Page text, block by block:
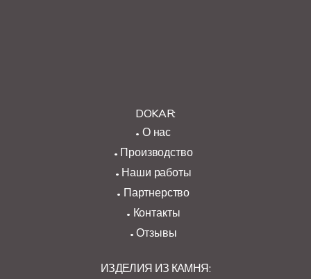
DOKAR:
О нас
Производство
Наши работы
Партнерство
Контакты
Отзывы
ИЗДЕЛИЯ ИЗ КАМНЯ: